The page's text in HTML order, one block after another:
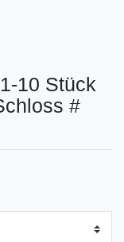
10 Stück
#